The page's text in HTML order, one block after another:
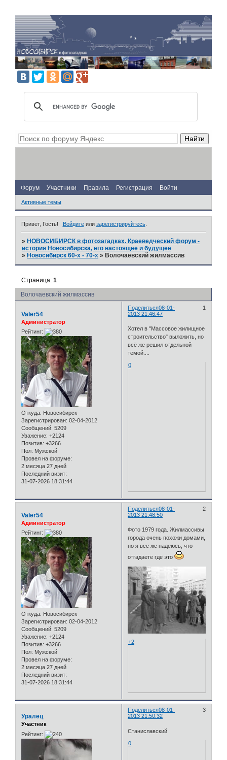
Форум Участники Правила Регистрация Войти
Активные темы
Привет, Гость! Войдитеили зарегистрируйтесь.
» НОВОСИБИРСК в фотозагадках. Краеведческий форум -
история Новосибирска, его настоящее и будущее
» Новосибирск 60-х - 70-х » Волочаевский жилмассив
Волочаевский жилмассив
Страница:1
Поделиться 1
08-01-
2013 21:46:47
Valer54
Администратор
Рейтинг:
Откуда: Новосибирск
Зарегистрирован: 02-04-2012
Сообщений: 5209
Уважение: +2124
Позитив: +3266
Пол: Мужской
Провел на форуме:
2 месяца 27 дней
Последний визит:
31-07-2026 18:31:44
Хотел в "Массовое жилищное
строительство" выложить, но
всё же решил отдельной
темой....
0
Поделиться 2
08-01-
2013 21:48:50
Valer54
Администратор
Рейтинг:
Откуда: Новосибирск
Зарегистрирован: 02-04-2012
Сообщений: 5209
Уважение: +2124
Позитив: +3266
Пол: Мужской
Провел на форуме:
2 месяца 27 дней
Последний визит:
31-07-2026 18:31:44
Фото 1979 года. Жилмассивы
города очень похожи домами,
но я всё же надеюсь, что
отгадаете где это
+2
Поделиться 3
08-01-
2013 21:50:32
Уралец
Участник
Рейтинг:
Станиславский
0